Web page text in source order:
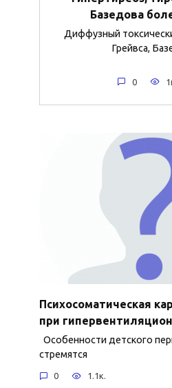
Базедова
Диффузный
Грейвса,
0
Психосоматическая
при
Особенности детского
стремятся
0 1.1к.